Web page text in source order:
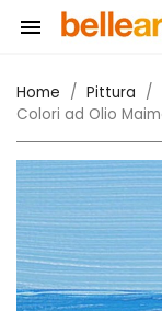

Home Pittura
Colori ad Olio